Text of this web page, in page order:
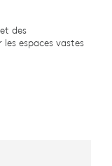
des
espaces vastes